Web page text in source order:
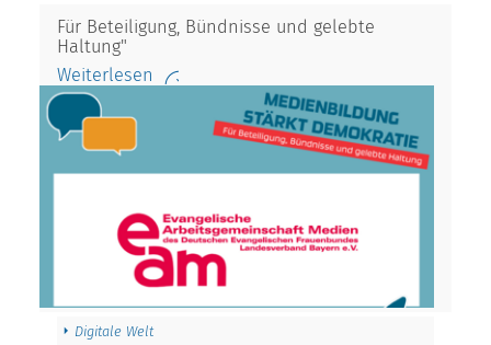
Für Beteiligung, Bündnisse und gelebte
Haltung"
Weiterlesen
Digitale Welt